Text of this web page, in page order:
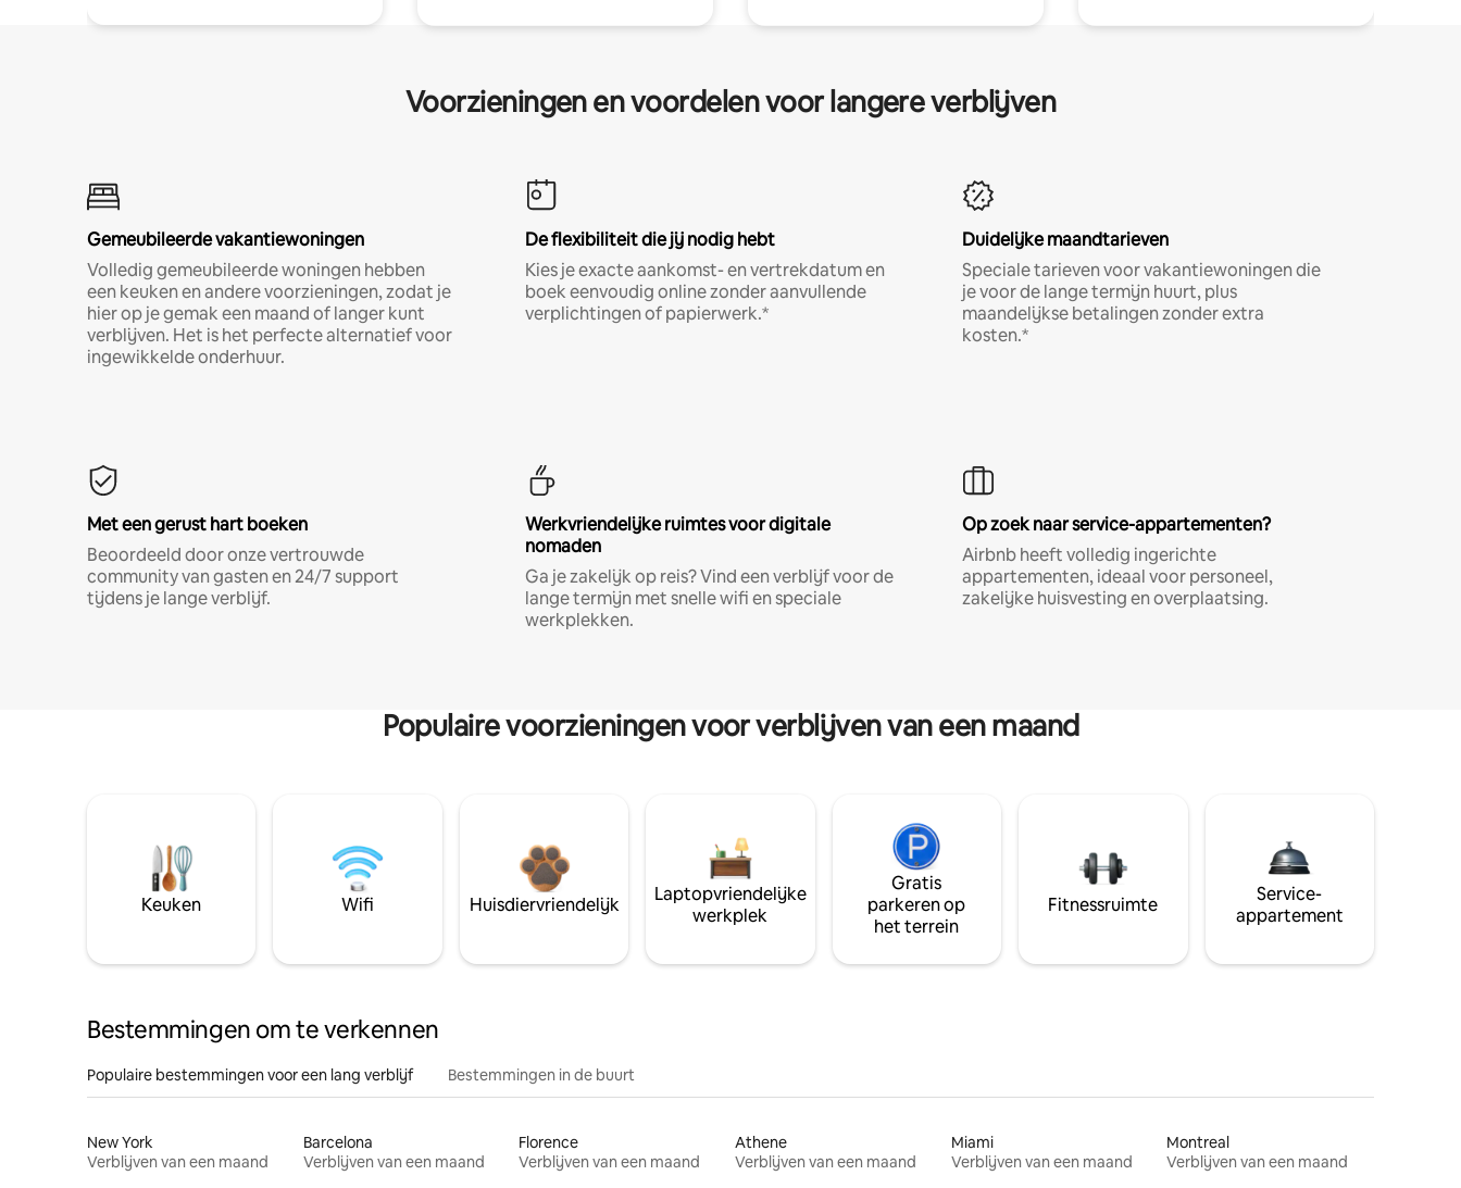
Voorzieningen en voordelen voor langere verblijven
Gemeubileerde vakantiewoningen
Volledig gemeubileerde woningen hebben
een keuken en andere voorzieningen, zodat je
hier op je gemak een maand of langer kunt
verblijven. Het is het perfecte alternatief voor
ingewikkelde onderhuur.
De flexibiliteit die jij nodig hebt
Kies je exacte aankomst- en vertrekdatum en
boek eenvoudig online zonder aanvullende
verplichtingen of papierwerk.*
Duidelijke maandtarieven
Speciale tarieven voor vakantiewoningen die
je voor de lange termijn huurt, plus
maandelijkse betalingen zonder extra
kosten.*
Met een gerust hart boeken
Beoordeeld door onze vertrouwde
community van gasten en 24/7 support
tijdens je lange verblijf.
Werkvriendelijke ruimtes voor digitale
nomaden
Ga je zakelijk op reis? Vind een verblijf voor de
lange termijn met snelle wifi en speciale
werkplekken.
Op zoek naar service-appartementen?
Airbnb heeft volledig ingerichte
appartementen, ideaal voor personeel,
zakelijke huisvesting en overplaatsing.
Populaire voorzieningen voor verblijven van een maand
Keuken Wifi Huisdiervriendelijk
Laptopvriendelijke
werkplek
Gratis
parkeren op
het terrein
Fitnessruimte
Service-
appartement
Bestemmingen om te verkennen
Populaire bestemmingen voor een lang verblijf Bestemmingen in de buurt
New York
Verblijven van een maand
Barcelona
Verblijven van een maand
Florence
Verblijven van een maand
Athene
Verblijven van een maand
Miami
Verblijven van een maand
Montreal
Verblijven van een maand